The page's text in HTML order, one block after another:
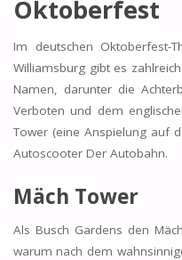
Oktoberfest
Im deutschen Oktoberfest-
Williamsburg gibt es
Namen, darunter die
Verboten und dem
Tower (eine Anspielung auf
Autoscooter Der Autobahn.
Mäch Tower
Als Busch Gardens den
warum nach dem